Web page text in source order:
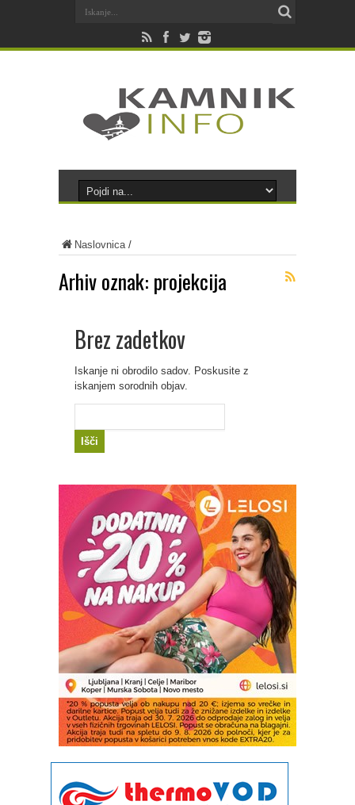
Naslovnica/
Arhiv oznak: projekcija
Brez zadetkov
Iskanje ni obrodilo sadov. Poskusite z
iskanjem sorodnih objav.